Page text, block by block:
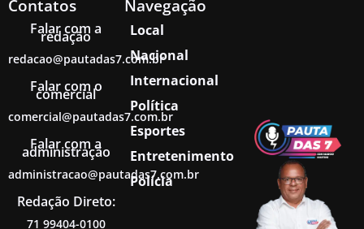
Contatos
Falar com a
redação
redacao@pautadas7.com.br
Falar com o
comercial
comercial@pautadas7.com.br
Falar com a
administração
administracao@pautadas7.com.br
Redação Direto:
71 99404-0100
Navegação
Local
Nacional
Internacional
Política
Esportes
Entretenimento
Polícia